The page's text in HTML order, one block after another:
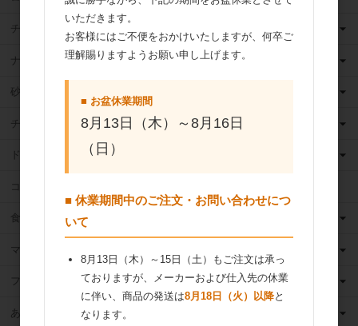
チーズ
ナッツ
砂糖
チョコレート
ドライフルーツ
食用油
マーガリン
フィリング
あんこ
いただきます。
お客様にはご不便をおかけいたしますが、何卒ご
理解賜りますようお願い申し上げます。
■ お盆休業期間
8月13日（木）～8月16日
（日）
■ 休業期間中のご注文・お問い合わせにつ
いて
8月13日（木）～15日（土）もご注文は承っ
ておりますが、メーカーおよび仕入先の休業
に伴い、商品の発送は8月18日（火）以降と
なります。